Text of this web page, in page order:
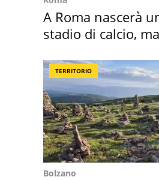
A Roma nascerà
stadio di calcio,
TERRITORIO
Bolzano